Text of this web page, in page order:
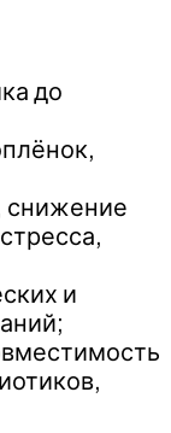
до
снижение
и